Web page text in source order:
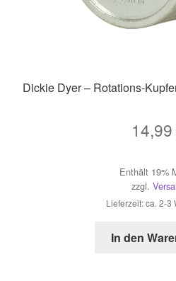
Dickie Dyer – Rotations-
14,99
Enthält 19%
zzgl.
Lieferzeit: ca. 2-3
In den